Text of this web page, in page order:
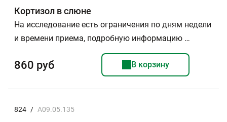
Кортизол в слюне
На исследование есть ограничения по дням недели
и времени приема, подробную информацию …
860 руб В корзину
824 / A09.05.135